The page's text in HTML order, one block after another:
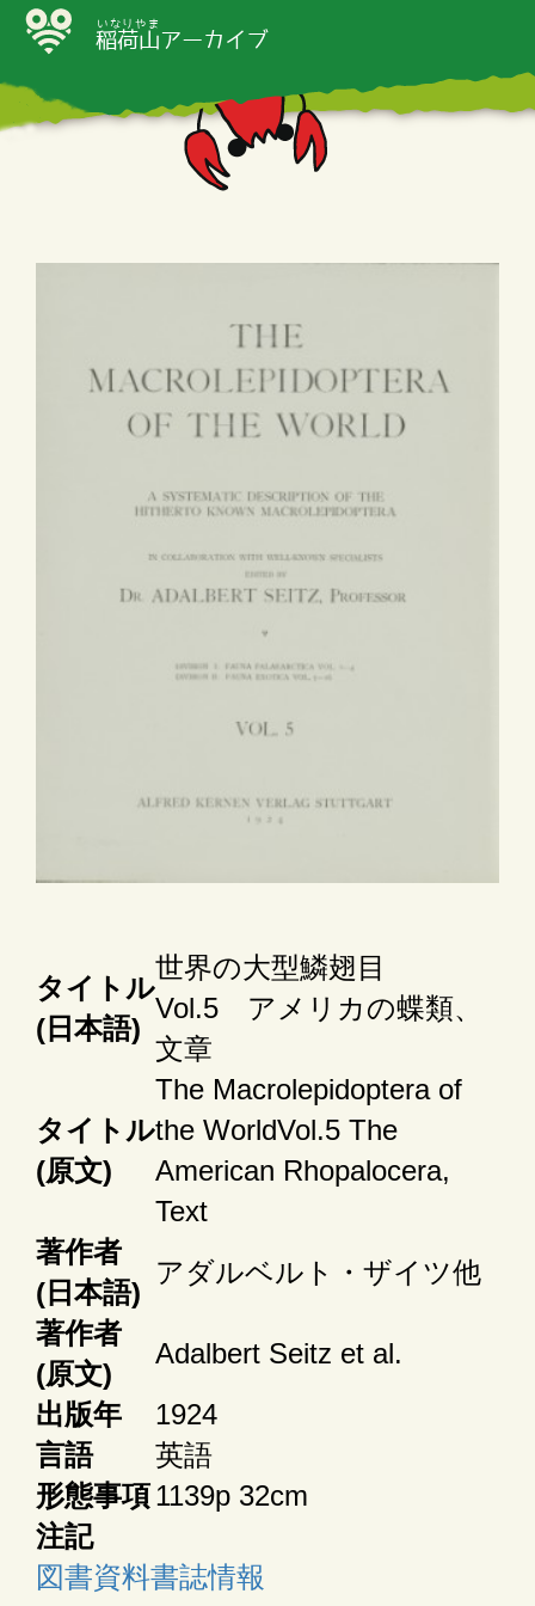
稲荷山
いなりやま
アーカイブ
タイトル
(日本語)
世界の大型鱗翅目
Vol.5 アメリカの蝶類、
文章
タイトル
(原文)
The Macrolepidoptera of
the WorldVol.5 The
American Rhopalocera,
Text
著作者
(日本語)
アダルベルト・ザイツ他
著作者
(原文)
Adalbert Seitz et al.
出版年
1924
言語
英語
形態事項1139p 32cm
注記
図書資料書誌情報